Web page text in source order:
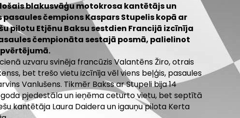
blakusvāģu motokrosa kantētājs un
čempions Kaspars Stupelis kopā ar
pilotu Etjēnu Baksu sestdien Francijā izcīnīja
čempionāta sestajā posmā, palielinot
uzvaru svinēja francūzis Valantēns Žiro, otrais
bet trešo vietu izcīnīja vēl viens beļģis, pasaules
Vanlušens. Tikmēr Bakss ar Stupeli bija 14
goda pjedestāla un ieņēma ceturto vietu, bet septītā
kantētāja Laura Daidera un igauņu pilota Kerta